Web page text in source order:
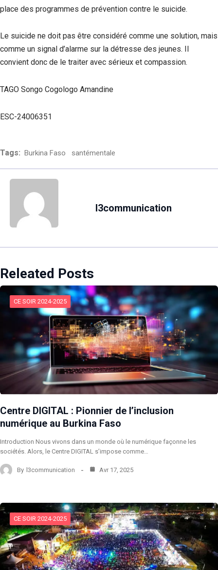
place des programmes de prévention contre le suicide.
Le suicide ne doit pas être considéré comme une solution, mais
comme un signal d’alarme sur la détresse des jeunes. Il
convient donc de le traiter avec sérieux et compassion.
TAGO Songo Cogologo Amandine
ESC-24006351
Tags: Burkina Faso santémentale
l3communication
Releated Posts
CE SOIR 2024-2025
Centre DIGITAL : Pionnier de l’inclusion
numérique au Burkina Faso
Introduction Nous vivons dans un monde où le numérique façonne les
sociétés. Alors, le Centre DIGITAL s’impose comme…
By l3communication Avr 17, 2025
CE SOIR 2024-2025